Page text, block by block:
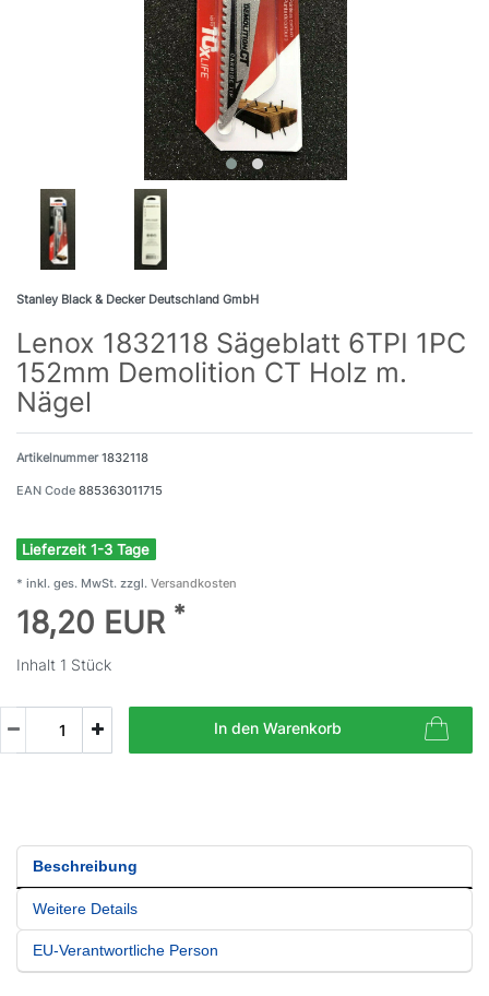
Stanley Black & Decker Deutschland GmbH
Lenox 1832118 Sägeblatt 6TPI 1PC
152mm Demolition CT Holz m.
Nägel
Artikelnummer1832118
EAN Code 885363011715
Lieferzeit 1-3 Tage
* inkl. ges. MwSt. zzgl. Versandkosten
18,20 EUR *
Inhalt 1 Stück
In den Warenkorb
Beschreibung
Weitere Details
EU-Verantwortliche Person